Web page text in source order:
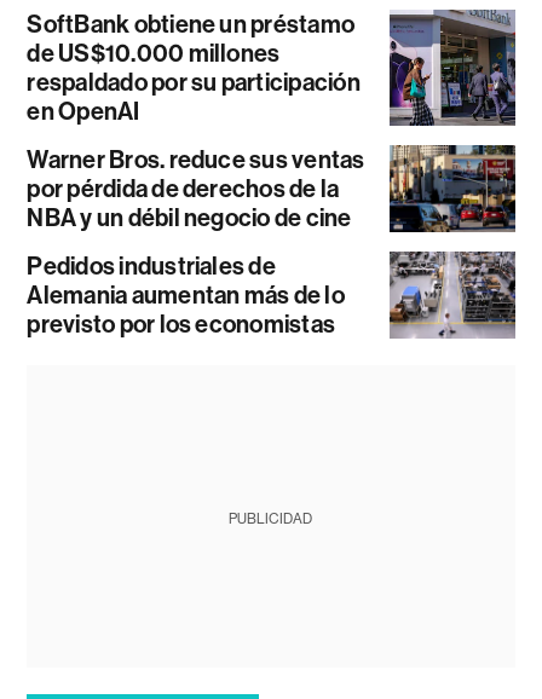
SoftBank obtiene un préstamo
de US$10.000 millones
respaldado por su participación
en OpenAI
Warner Bros. reduce sus ventas
por pérdida de derechos de la
NBA y un débil negocio de cine
Pedidos industriales de
Alemania aumentan más de lo
previsto por los economistas
PUBLICIDAD